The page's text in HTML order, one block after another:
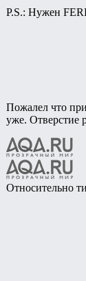
P.S.: Нужен
Пожалел что
уже. Отверстие
Относительно